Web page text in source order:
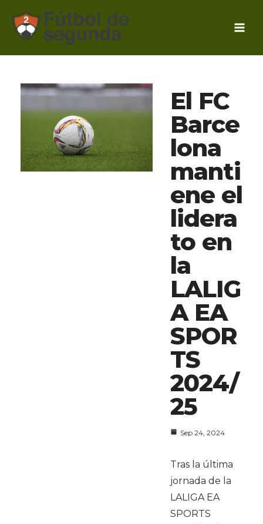
contenido
El FC
Barce
lona
manti
ene el
lidera
to en
la
LALIG
A EA
SPOR
TS
2024/
25
Sep 24, 2024
Tras la última
jornada de la
LALIGA EA
SPORTS